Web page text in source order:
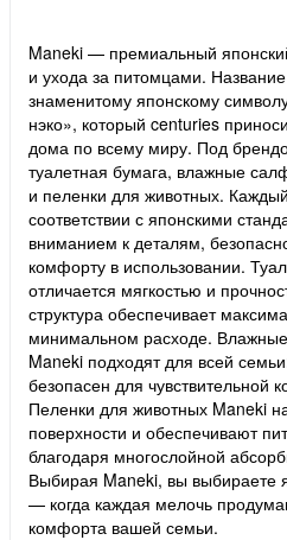
Maneki — премиальный
и ухода за питомцами.
знаменитому японскому
нэко», который centuries
дома по всему миру. Под
туалетная бумага, влажные
и пеленки для животных.
соответствии с японскими
вниманием к деталям,
комфорту в использовании.
отличается мягкостью и
структура обеспечивает
минимальном расходе.
Maneki подходят для всей
безопасен для чувствительной
Пеленки для животных Maneki
поверхности и обеспечивают
благодаря многослойной
Выбирая Maneki, вы выбираете
— когда каждая мелочь
комфорта вашей семьи.